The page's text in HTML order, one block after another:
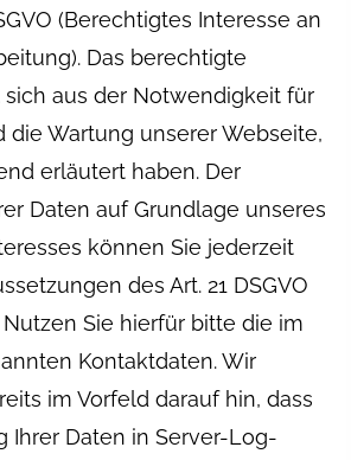
(Berechtigtes Interesse an
Das berechtigte
sich aus der Notwendigkeit für
die Wartung unserer Webseite,
erläutert haben. Der
Daten auf Grundlage unseres
können Sie jederzeit
des Art. 21 DSGVO
Sie hierfür bitte die im
Kontaktdaten. Wir
im Vorfeld darauf hin, dass
Ihrer Daten in Server-Log-